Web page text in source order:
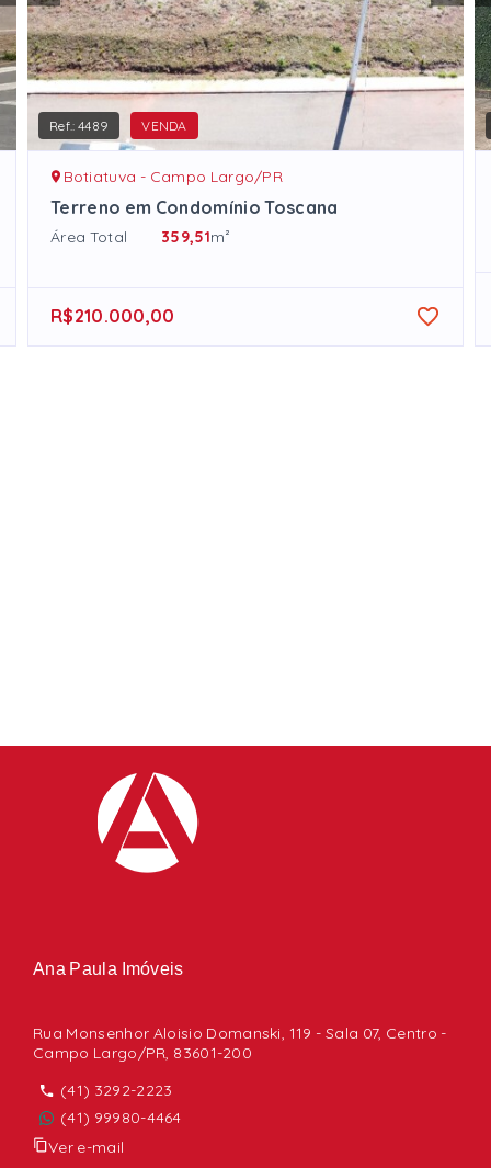
Ref.:4489 VENDA
Botiatuva - Campo Largo/PR
Terreno em Condomínio Toscana
Área Total 359,51m²
R$210.000,00
Ana Paula Imóveis
Rua Monsenhor Aloisio Domanski, 119 - Sala 07, Centro -
Campo Largo/PR, 83601-200
(41) 3292-2223
(41) 99980-4464
Ver e-mail